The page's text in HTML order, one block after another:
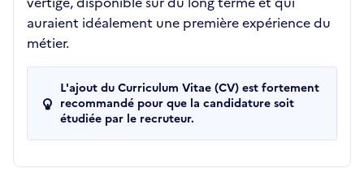
auraient idéalement une première expérience du
métier.
L'ajout du Curriculum Vitae (CV) est fortement
recommandé pour que la candidature soit
étudiée par le recruteur.